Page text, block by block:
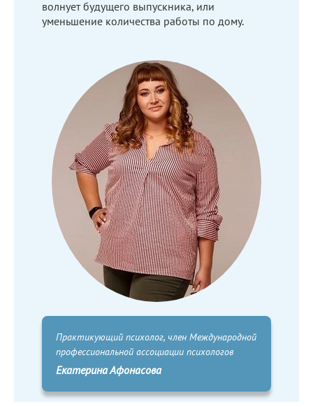
волнует будущего выпускника, или
уменьшение количества работы по дому.
Практикующий психолог, член Международной
профессиональной ассоциации психологов
Екатерина Афонасова